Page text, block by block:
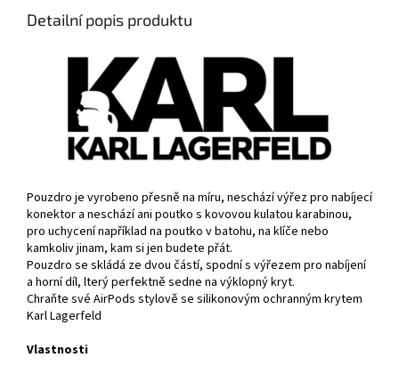
Detailní popis produktu
Pouzdro je vyrobeno přesně na míru, neschází výřez pro nabíjecí
konektor a neschází ani poutko s kovovou kulatou karabinou,
pro uchycení například na poutko v batohu, na klíče nebo
kamkoliv jinam, kam si jen budete přát.
Pouzdro se skládá ze dvou částí, spodní s výřezem pro nabíjení
a horní díl, lterý perfektně sedne na výklopný kryt.
Chraňte své AirPods stylově se silikonovým ochranným krytem
Karl Lagerfeld
Vlastnosti